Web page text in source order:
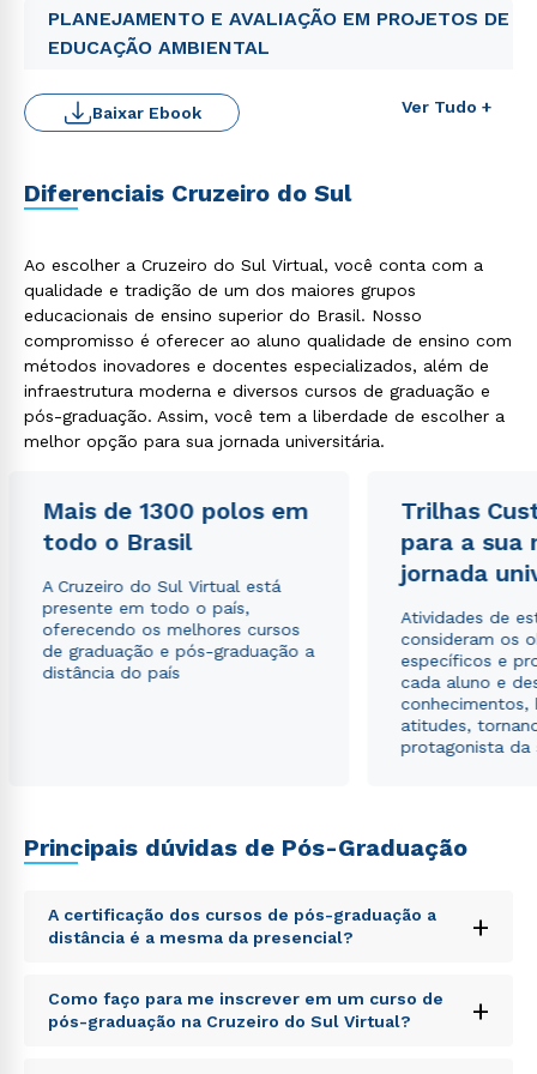
PLANEJAMENTO E AVALIAÇÃO EM PROJETOS DE
EDUCAÇÃO AMBIENTAL
Ver Tudo +
Baixar Ebook
Diferenciais Cruzeiro do Sul
Ao escolher a Cruzeiro do Sul Virtual, você conta com a
qualidade e tradição de um dos maiores grupos
educacionais de ensino superior do Brasil. Nosso
compromisso é oferecer ao aluno qualidade de ensino com
métodos inovadores e docentes especializados, além de
infraestrutura moderna e diversos cursos de graduação e
pós-graduação. Assim, você tem a liberdade de escolher a
melhor opção para sua jornada universitária.
Mais de 1300 polos em
todo o Brasil
A Cruzeiro do Sul Virtual está
presente em todo o país,
oferecendo os melhores cursos
de graduação e pós-graduação a
distância do país
Trilhas
para a sua
jornada
Atividades de
consideram os
específicos e
cada aluno e
conhecimentos,
atitudes,
protagonista da
Principais dúvidas de Pós-Graduação
A certificação dos cursos de pós-graduação a
distância é a mesma da presencial?
+
Sed ut perspiciatis unde omnis iste natus error sit
voluptatem accusantium doloremque laudantium,
totam rem aperiam, eaque ipsa quae ab illo inventore
Como faço para me inscrever em um curso de
pós-graduação na Cruzeiro do Sul Virtual?
+
Rápido e fácil
WhatsApp
ou
Estou de acordo com aPolítica de Privacidade.e
autorizo que meus dados sejam utilizados para o
envio de conteúdos da Cruzeiro do Sul.